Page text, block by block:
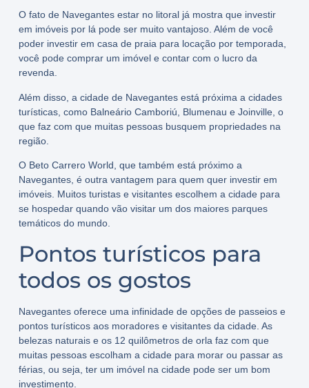
O fato de Navegantes estar no litoral já mostra que investir
em imóveis por lá pode ser muito vantajoso. Além de você
poder investir em casa de praia para locação por temporada,
você pode comprar um imóvel e contar com o lucro da
revenda.
Além disso, a cidade de Navegantes está próxima a cidades
turísticas, como Balneário Camboriú, Blumenau e Joinville, o
que faz com que muitas pessoas busquem propriedades na
região.
O Beto Carrero World, que também está próximo a
Navegantes, é outra vantagem para quem quer investir em
imóveis. Muitos turistas e visitantes escolhem a cidade para
se hospedar quando vão visitar um dos maiores parques
temáticos do mundo.
Pontos turísticos para
todos os gostos
Navegantes oferece uma infinidade de opções de passeios e
pontos turísticos aos moradores e visitantes da cidade. As
belezas naturais e os 12 quilômetros de orla faz com que
muitas pessoas escolham a cidade para morar ou passar as
férias, ou seja, ter um imóvel na cidade pode ser um bom
investimento.